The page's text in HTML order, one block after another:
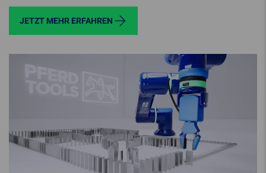
JETZT MEHR ERFAHREN